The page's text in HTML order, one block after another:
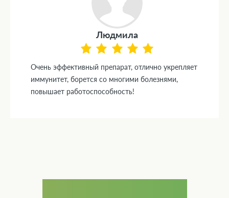
Людмила
Очень эффективный препарат, отлично укрепляет
иммунитет, борется со многими болезнями,
повышает работоспособность!